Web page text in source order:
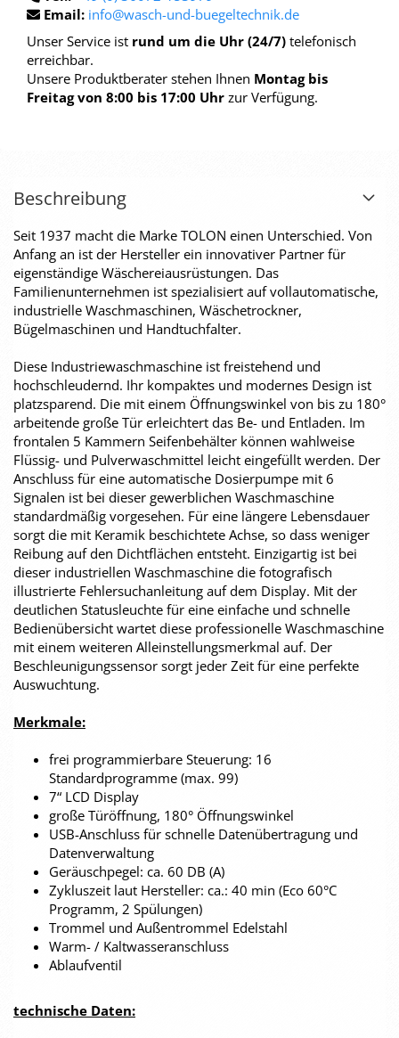
Email: info@wasch-und-buegeltechnik.de
Unser Service ist rund um die Uhr (24/7) telefonisch
erreichbar.
Unsere Produktberater stehen Ihnen Montag bis
Freitag von 8:00 bis 17:00 Uhr zur Verfügung.
Beschreibung
Seit 1937 macht die Marke TOLON einen Unterschied. Von
Anfang an ist der Hersteller ein innovativer Partner für
eigenständige Wäschereiausrüstungen. Das
Familienunternehmen ist spezialisiert auf vollautomatische,
industrielle Waschmaschinen, Wäschetrockner,
Bügelmaschinen und Handtuchfalter.
Diese Industriewaschmaschine ist freistehend und
hochschleudernd. Ihr kompaktes und modernes Design ist
platzsparend. Die mit einem Öffnungswinkel von bis zu 180°
arbeitende große Tür erleichtert das Be- und Entladen. Im
frontalen 5 Kammern Seifenbehälter können wahlweise
Flüssig- und Pulverwaschmittel leicht eingefüllt werden. Der
Anschluss für eine automatische Dosierpumpe mit 6
Signalen ist bei dieser gewerblichen Waschmaschine
standardmäßig vorgesehen. Für eine längere Lebensdauer
sorgt die mit Keramik beschichtete Achse, so dass weniger
Reibung auf den Dichtflächen entsteht. Einzigartig ist bei
dieser industriellen Waschmaschine die fotografisch
illustrierte Fehlersuchanleitung auf dem Display. Mit der
deutlichen Statusleuchte für eine einfache und schnelle
Bedienübersicht wartet diese professionelle Waschmaschine
mit einem weiteren Alleinstellungsmerkmal auf. Der
Beschleunigungssensor sorgt jeder Zeit für eine perfekte
Auswuchtung.
Merkmale:
frei programmierbare Steuerung: 16
Standardprogramme (max. 99)
7“ LCD Display
große Türöffnung, 180° Öffnungswinkel
USB-Anschluss für schnelle Datenübertragung und
Datenverwaltung
Geräuschpegel: ca. 60 DB (A)
Zykluszeit laut Hersteller: ca.: 40 min (Eco 60°C
Programm, 2 Spülungen)
Trommel und Außentrommel Edelstahl
Warm- / Kaltwasseranschluss
Ablaufventil
technische Daten: